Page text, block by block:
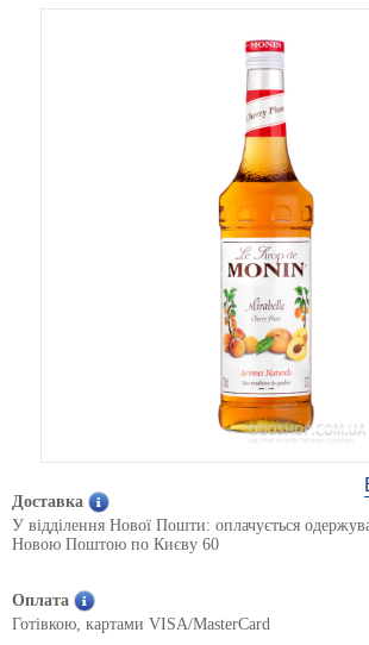
Доставка
У відділення Нової Пошти: оплачується
Новою Поштою по Києву 60
Оплата
Готівкою, картами VISA/MasterCard